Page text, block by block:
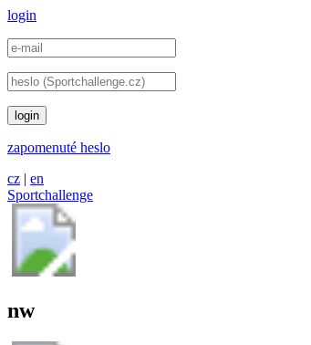
login
login
zapomenuté heslo
cz | en
Sportchallenge
nw